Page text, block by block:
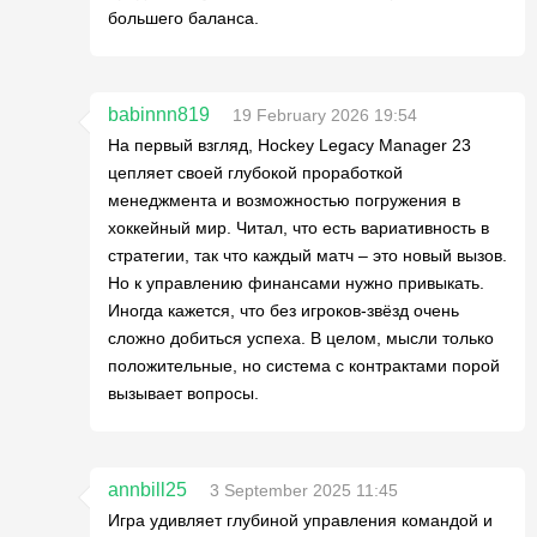
большего баланса.
babinnn819
19 February 2026 19:54
На первый взгляд, Hockey Legacy Manager 23
цепляет своей глубокой проработкой
менеджмента и возможностью погружения в
хоккейный мир. Читал, что есть вариативность в
стратегии, так что каждый матч – это новый вызов.
Но к управлению финансами нужно привыкать.
Иногда кажется, что без игроков-звёзд очень
сложно добиться успеха. В целом, мысли только
положительные, но система с контрактами порой
вызывает вопросы.
annbill25
3 September 2025 11:45
Игра удивляет глубиной управления командой и